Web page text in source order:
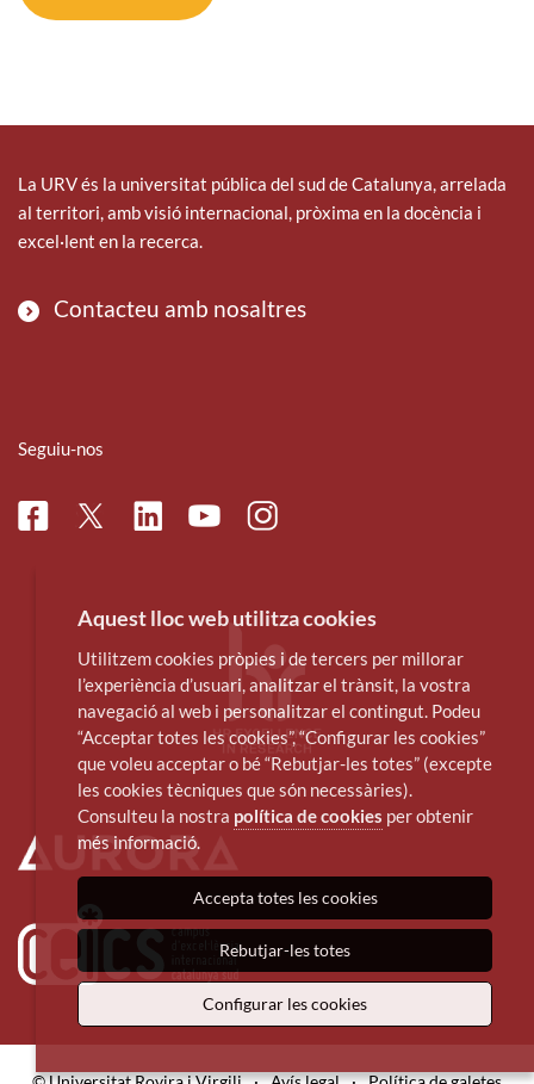
La URV és la universitat pública del sud de Catalunya, arrelada
al territori, amb visió internacional, pròxima en la docència i
excel·lent en la recerca.
Contacteu amb nosaltres
Seguiu-nos
FacebookTwitterLinkedinYoutubeInstagram
Aquest lloc web utilitza cookies
Utilitzem cookies pròpies i de tercers per millorar
l’experiència d’usuari, analitzar el trànsit, la vostra
navegació al web i personalitzar el contingut. Podeu
“Acceptar totes les cookies”, “Configurar les cookies”
que voleu acceptar o bé “Rebutjar-les totes” (excepte
les cookies tècniques que són necessàries).
Consulteu la nostra política de cookies per obtenir
més informació.
Accepta totes les cookies
Rebutjar-les totes
Configurar les cookies